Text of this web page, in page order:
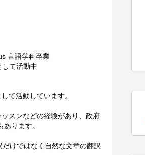
言語学科卒業
して活動中
て活動しています。
スンなどの経験があり、政府
ります。
けではなく自然な文章の翻訳